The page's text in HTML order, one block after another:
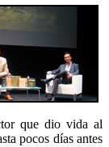
que dio vida al
pocos días antes